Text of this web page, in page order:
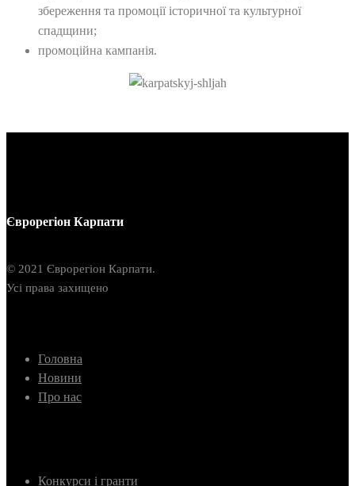
збереження та промоції історичної та культурної
спадщини;
промоційна кампанія.
Єврорегіон Карпати
© 2021 Єврорегіон Карпати.
Усі права захищено
Головна
Новини
Про нас
Конкурси і гранти